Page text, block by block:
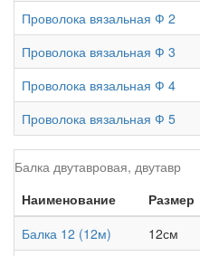
Проволока вязальная Ф 2
Проволока вязальная Ф 3
Проволока вязальная Ф 4
Проволока вязальная Ф 5
Балка двутавровая, двутавр
Наименование
Размер
Балка 12 (12м)
12см